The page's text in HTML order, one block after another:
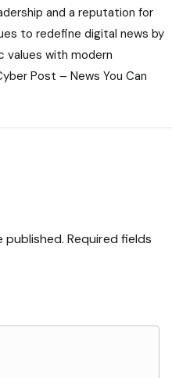
and a reputation for
to redefine digital news by
values with modern
Post – News You Can
published. Required fields